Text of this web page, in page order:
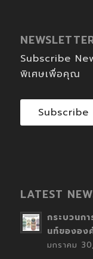
Subscribe
พิเศษเพื่อคุณ
Subscribe
LATEST
กระบวนก
นท์ขององ
มกราคม